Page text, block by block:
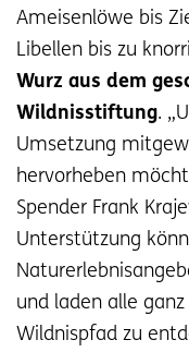
Ameisenlöwe bis
Libellen bis zu
Wurz aus dem
Wildnisstiftung.
Umsetzung
hervorheben
Spender Frank
Unterstützung
und laden alle
Wildnispfad zu